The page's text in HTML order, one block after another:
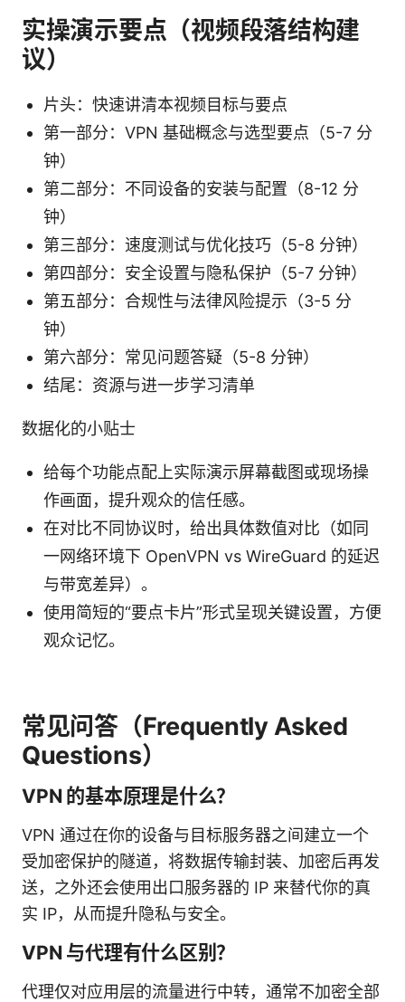
实操演示要点（视频段落结构建
议）
片头：快速讲清本视频目标与要点
第一部分：VPN 基础概念与选型要点（5-7 分
钟）
第二部分：不同设备的安装与配置（8-12 分
钟）
第三部分：速度测试与优化技巧（5-8 分钟）
第四部分：安全设置与隐私保护（5-7 分钟）
第五部分：合规性与法律风险提示（3-5 分
钟）
第六部分：常见问题答疑（5-8 分钟）
结尾：资源与进一步学习清单
数据化的小贴士
给每个功能点配上实际演示屏幕截图或现场操
作画面，提升观众的信任感。
在对比不同协议时，给出具体数值对比（如同
一网络环境下 OpenVPN vs WireGuard 的延迟
与带宽差异）。
使用简短的“要点卡片”形式呈现关键设置，方便
观众记忆。
常见问答（Frequently Asked
Questions）
VPN 的基本原理是什么？
VPN 通过在你的设备与目标服务器之间建立一个
受加密保护的隧道，将数据传输封装、加密后再发
送，之外还会使用出口服务器的 IP 来替代你的真
实 IP，从而提升隐私与安全。
VPN 与代理有什么区别？
代理仅对应用层的流量进行中转，通常不加密全部